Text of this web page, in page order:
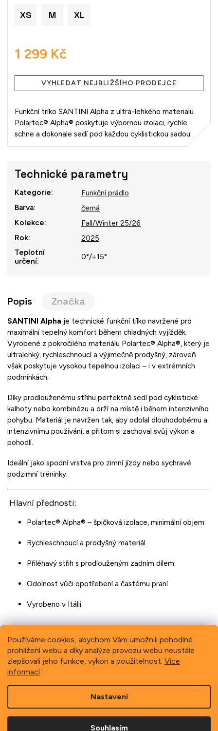
Používáme cookies, abychom Vám umožnili pohodlné
prohlížení webu a díky analýze provozu webu neustále
zlepšovali jeho funkce, výkon a použitelnost. Více
informací
Nastavení
Souhlasím
1 299 Kč
cena:
VYHLEDAT NEJBLIŽŠÍHO PRODEJCE
XS M XL
Funkční tríko SANTINI Alpha z ultra-lehkého materialu
Polartec® Alpha® poskytuje výbornou izolaci, rychle
schne a dokonale sedí pod každou cyklistickou sadou.
Technické parametry
Kategorie:
Funkční prádlo
Barva:
černá
Kolekce:
Fall/Winter 25/26
Rok:
2025
Teplotní
určení: 0°/+15°
Popis Značka
SANTINI Alpha je technické funkční tílko navržené pro
maximální tepelný komfort během chladných vyjížděk.
Vyrobené z pokročilého materiálu Polartec® Alpha®, který je
ultralehký, rychleschnoucí a výjimečně prodyšný, zároveň
však poskytuje vysokou tepelnou izolaci – i v extrémních
podmínkách.
Díky prodlouženému střihu perfektně sedí pod cyklistické
kalhoty nebo kombinézu a drží na místě i během intenzivního
pohybu. Materiál je navržen tak, aby odolal dlouhodobému a
intenzivnímu používání, a přitom si zachoval svůj výkon a
pohodlí.
Ideální jako spodní vrstva pro zimní jízdy nebo sychravé
podzimní tréninky.
Hlavní přednosti:
Polartec® Alpha® – špičková izolace, minimální objem
Rychleschnoucí a prodyšný materiál
Přiléhavý střih s prodlouženým zadním dílem
Odolnost vůči opotřebení a častému praní
Vyrobeno v Itálii
Previous
Copyright 2026Schindler, spol. s r.o.. Všechna práva
vyhrazena.